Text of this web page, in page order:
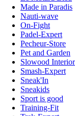
Made in Paradis
Nauti-wave
On-Fight
Padel-Expert
Pecheur-Store
Pet and Garden
Slowood Interior
Smash-Expert
Sneak'In
Sneakids
Sport is good
Training-Fit